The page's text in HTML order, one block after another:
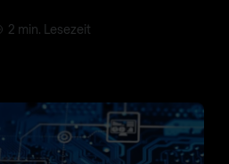
2 min. Lesezeit